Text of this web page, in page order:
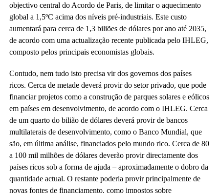
objectivo central do Acordo de Paris, de limitar o aquecimento
global a 1,5ºC acima dos níveis pré-industriais. Este custo
aumentará para cerca de 1,3 biliões de dólares por ano até 2035,
de acordo com uma actualização recente publicada pelo IHLEG,
composto pelos principais economistas globais.
Contudo, nem tudo isto precisa vir dos governos dos países
ricos. Cerca de metade deverá provir do setor privado, que pode
financiar projetos como a construção de parques solares e eólicos
em países em desenvolvimento, de acordo com o IHLEG. Cerca
de um quarto do bilião de dólares deverá provir de bancos
multilaterais de desenvolvimento, como o Banco Mundial, que
são, em última análise, financiados pelo mundo rico. Cerca de 80
a 100 mil milhões de dólares deverão provir directamente dos
países ricos sob a forma de ajuda – aproximadamente o dobro da
quantidade actual. O restante poderia provir principalmente de
novas fontes de financiamento, como impostos sobre